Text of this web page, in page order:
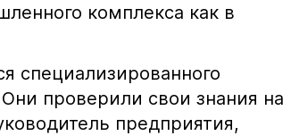
комплекса как в
специализированного
проверили свои знания на
предприятия,